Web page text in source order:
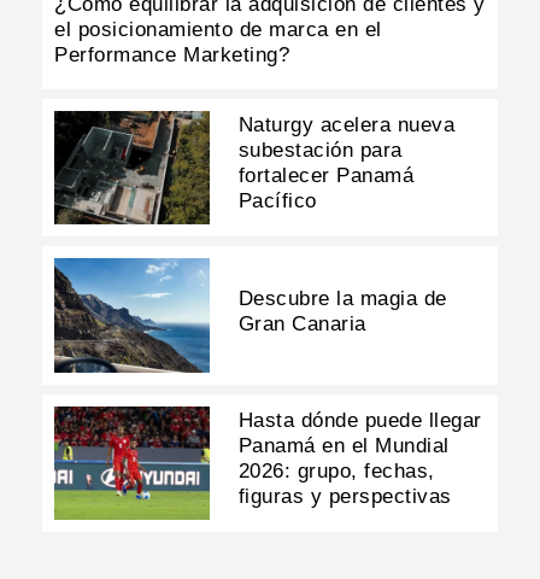
el posicionamiento de marca en el
Performance Marketing?
Naturgy acelera nueva
subestación para
fortalecer Panamá
Pacífico
Descubre la magia de
Gran Canaria
Hasta dónde puede llegar
Panamá en el Mundial
2026: grupo, fechas,
figuras y perspectivas